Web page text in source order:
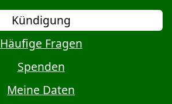
Kündigung
Häufige Fragen
Spenden
Meine Daten